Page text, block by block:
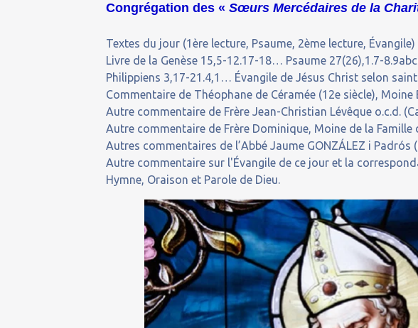
Congrégation des « Sœurs Mercédaires de la
Textes du jour (1ère lecture, Psaume, 2ème lecture, Évangile)
Livre de la Genèse 15,5-12.17-18… Psaume 27(26),1.7-
Philippiens 3,17-21.4,1… Évangile de Jésus Christ selon
Commentaire de Théophane de Céramée (12e siècle), Moine
Autre commentaire de Frère Jean-Christian Lévêque o.c.d.
Autre commentaire de Frère Dominique, Moine de la Famille
Autres commentaires de l’Abbé Jaume GONZÁLEZ i Padrós
Autre commentaire sur l'Évangile de ce jour et la
Hymne, Oraison et Parole de Dieu.